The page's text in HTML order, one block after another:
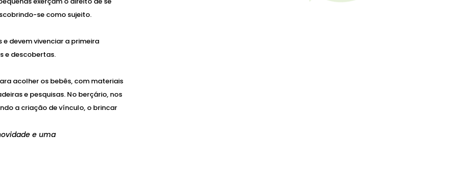
se como sujeito.
devem vivenciar a primeira
e descobertas.
acolher os bebês, com materiais
e pesquisas. No berçário, nos
a criação de vínculo, o brincar
e uma